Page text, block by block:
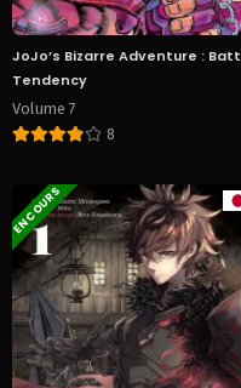
JoJo’s Bizarre Adventure :
Tendency
Volume 7
8
EN COURS